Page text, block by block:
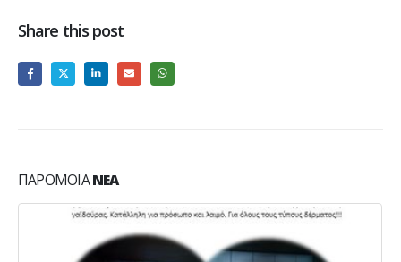
Share this post
ΠΑΡΌΜΟΙΑΝΈΑ